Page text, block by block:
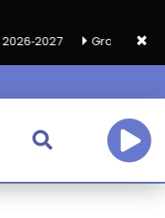
Grand café de rentrée